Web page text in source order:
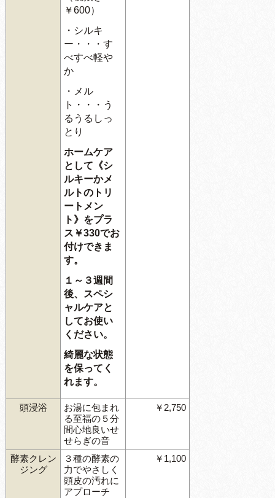
￥600）
・シルキ
ー・・・す
べすべ軽や
か
・メル
ト・・・う
るうるしっ
とり
ホームケア
として《シ
ルキーかメ
ルトのトリ
ートメン
ト 》 をプラ
ス￥330でお
付けできま
す。
１～３週間
後、スペシ
ャルケアと
してお使い
ください。
綺麗な状態
を保ってく
れます。
頭浸浴
お湯に包まれ
る至福の５分
間心地良いせ
せらぎの音
￥2,750
酵素クレン
ジング
３種の酵素の
力でやさしく
頭皮の汚れに
アプローチ
￥1,100